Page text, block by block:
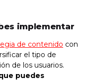
implementar
de contenido con
el tipo de
de los usuarios.
puedes